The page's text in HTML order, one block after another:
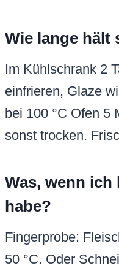
Wie lange hält
Im Kühlschrank 2
einfrieren, Glaze
bei 100 °C Ofen 5
sonst trocken.
Was, wenn ich
habe?
Fingerprobe:
50 °C. Oder